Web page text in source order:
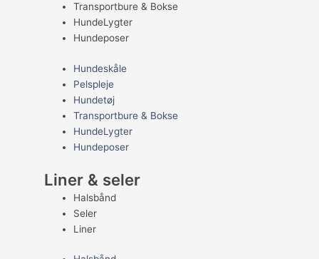
Transportbure & Bokse
HundeLygter
Hundeposer
Hundeskåle
Pelspleje
Hundetøj
Transportbure & Bokse
HundeLygter
Hundeposer
Liner & seler
Halsbånd
Seler
Liner